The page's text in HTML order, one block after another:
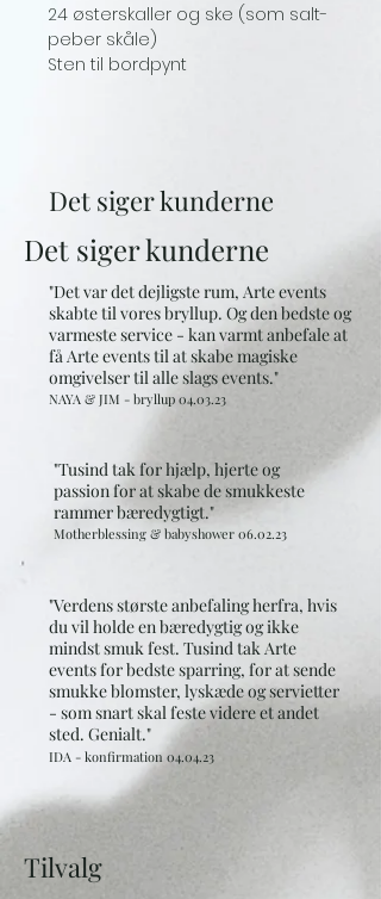
24 østerskaller og ske (som salt-
peber skåle)
Sten til bordpynt
Det siger kunderne
Det siger kunderne
"Det var det dejligste rum, Arte events
skabte til vores bryllup. Og den bedste og
varmeste service - kan varmt anbefale at
få Arte events til at skabe magiske
omgivelser til alle slags events."
NAYA & JIM - bryllup 04.03.23
"Tusind tak for hjælp, hjerte og
passion for at skabe de smukkeste
rammer bæredygtigt."
Motherblessing & babyshower 06.02.23
"Verdens største anbefaling herfra, hvis
du vil holde en bæredygtig og ikke
mindst smuk fest. Tusind tak Arte
events for bedste sparring, for at sende
smukke blomster, lyskæde og servietter
- som snart skal feste videre et andet
sted. Genialt."
IDA - konfirmation 04.04.23
Tilvalg